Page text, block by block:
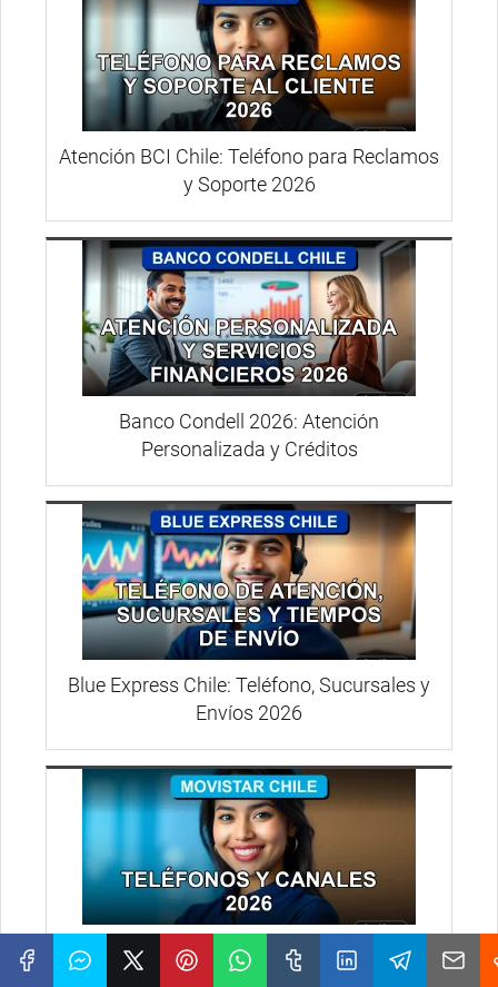
Atención BCI Chile: Teléfono para Reclamos
y Soporte 2026
Banco Condell 2026: Atención
Personalizada y Créditos
Blue Express Chile: Teléfono, Sucursales y
Envíos 2026
Atención al Cliente Movistar Chile:
Teléfonos y Canales 2026